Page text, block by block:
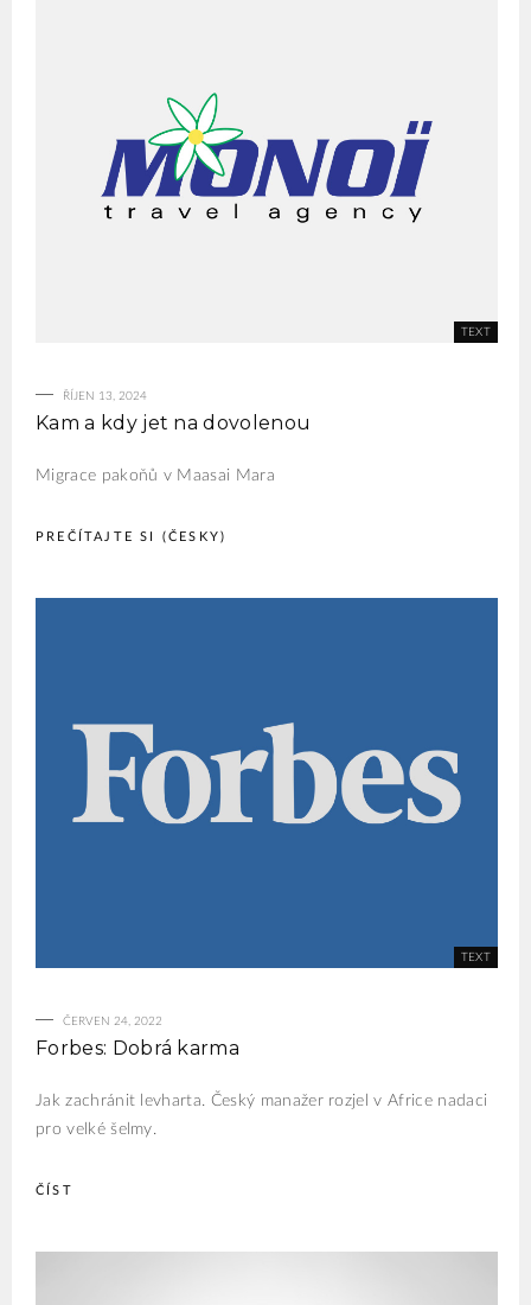
ŘÍJEN 13, 2024
Kam a kdy jet na dovolenou
Migrace pakoňů v Maasai Mara
PREČÍTAJTE SI (ČESKY)
ČERVEN 24, 2022
Forbes: Dobrá karma
Jak zachránit levharta. Český manažer rozjel v Africe nadaci
pro velké šelmy.
ČÍST